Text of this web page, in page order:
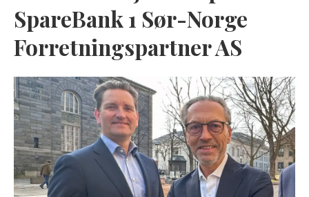
SpareBank 1 Sør-Norge
Forretningspartner AS